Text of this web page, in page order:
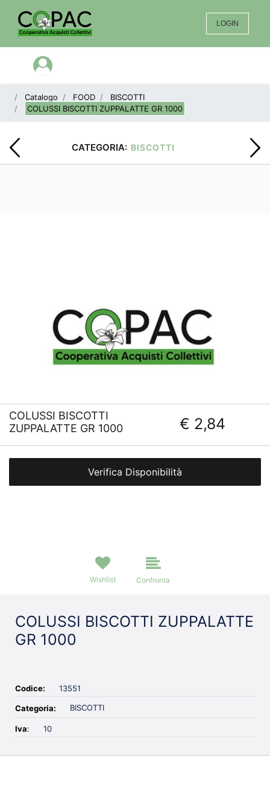
LOGIN
Open menu
Catalogo FOOD
BISCOTTI
COLUSSI BISCOTTI ZUPPALATTE GR 1000
CATEGORIA: BISCOTTI
COLUSSI BISCOTTI
ZUPPALATTE GR 1000
€ 2,84
Verifica Disponibilità
Wishlist Confronta
COLUSSI BISCOTTI ZUPPALATTE
GR 1000
Codice: 13551
Categoria: BISCOTTI
Iva: 10